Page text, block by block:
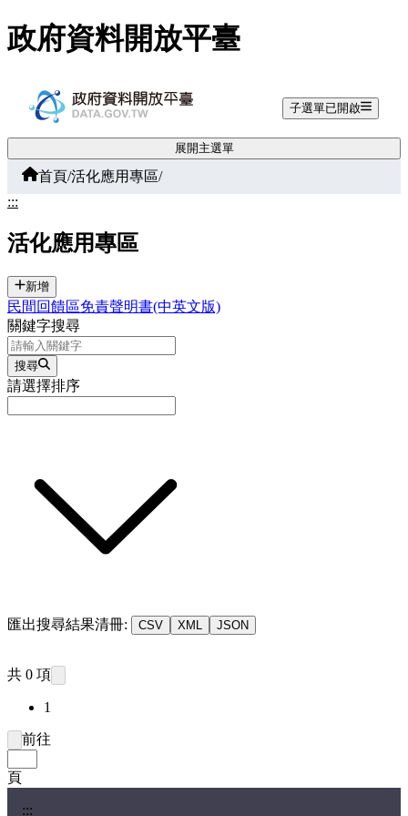
跳至主要內容
政府資料開放平臺
子選單已開啟
展開主選單
首頁/活化應用專區/
:::
活化應用專區
新增
民間回饋區免責聲明書(中英文版)
關鍵字搜尋
搜尋
請選擇排序
匯出搜尋結果清冊: CSV XML JSON
共 0 項
1
前往
頁
:::